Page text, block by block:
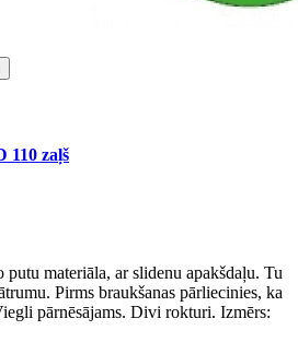
110 zaļš
putu materiāla, ar slidenu apakšdaļu. Tu
Pirms braukšanas pārliecinies, ka
pārnēsājams. Divi rokturi. Izmērs: